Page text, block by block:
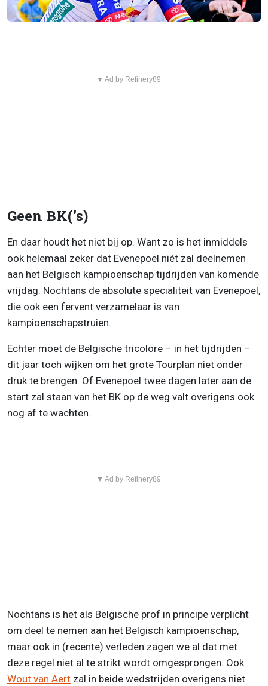
▼ Ad by Refinery89
Geen BK('s)
En daar houdt het niet bij op. Want zo is het inmiddels
ook helemaal zeker dat Evenepoel niét zal deelnemen
aan het Belgisch kampioenschap tijdrijden van komende
vrijdag. Nochtans de absolute specialiteit van Evenepoel,
die ook een fervent verzamelaar is van
kampioenschapstruien.
Echter moet de Belgische tricolore – in het tijdrijden –
dit jaar toch wijken om het grote Tourplan niet onder
druk te brengen. Of Evenepoel twee dagen later aan de
start zal staan van het BK op de weg valt overigens ook
nog af te wachten.
▼ Ad by Refinery89
Nochtans is het als Belgische prof in principe verplicht
om deel te nemen aan het Belgisch kampioenschap,
maar ook in (recente) verleden zagen we al dat met
deze regel niet al te strikt wordt omgesprongen. Ook
Wout van Aert zal in beide wedstrijden overigens niet